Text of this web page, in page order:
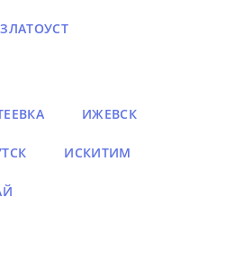
ЗЛАТОУСТ
ИЖЕВСК
ИСКИТИМ